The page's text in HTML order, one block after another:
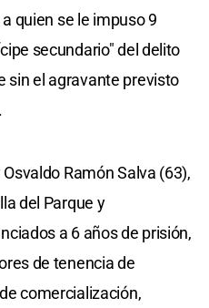
quien se le impuso 9
secundario" del delito
sin el agravante previsto
Ramón Salva (63),
del Parque y
a 6 años de prisión,
de tenencia de
comercialización,